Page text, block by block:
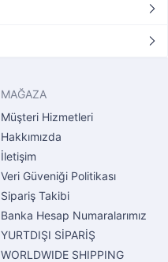
MAĞAZA
Müşteri Hizmetleri
Hakkımızda
İletişim
Veri Güveniği Politikası
Sipariş Takibi
Banka Hesap Numaralarımız
YURTDIŞI SİPARİŞ
WORLDWIDE SHIPPING